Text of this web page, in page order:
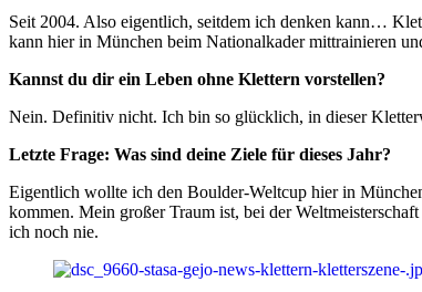
Seit 2004. Also eigentlich, seitdem ich denken kann…
kann hier in München beim Nationalkader mittrainieren
Kannst du dir ein Leben ohne Klettern vorstellen?
Nein. Definitiv nicht. Ich bin so glücklich, in dieser
Letzte Frage: Was sind deine Ziele für dieses Jahr?
Eigentlich wollte ich den Boulder-Weltcup hier in
kommen. Mein großer Traum ist, bei der
ich noch nie.